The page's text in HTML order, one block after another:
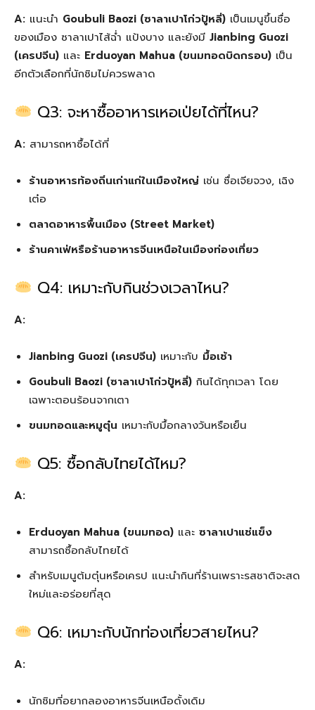
A: แนะนำ Goubuli Baozi (ซาลาเปาโก่วปู้หลี่) เป็นเมนูขึ้นชื่อ
ของเมือง ซาลาเปาไส้ฉ่ำ แป้งบาง และยังมี Jianbing Guozi
(เครปจีน) และ Erduoyan Mahua (ขนมทอดบิดกรอบ) เป็น
อีกตัวเลือกที่นักชิมไม่ควรพลาด
Q3: จะหาซื้ออาหารเหอเป่ยได้ที่ไหน?
A: สามารถหาซื้อได้ที่
ร้านอาหารท้องถิ่นเก่าแก่ในเมืองใหญ่ เช่น ซื่อเจียจวง, เฉิง
เต๋อ
ตลาดอาหารพื้นเมือง (Street Market)
ร้านคาเฟ่หรือร้านอาหารจีนเหนือในเมืองท่องเที่ยว
Q4: เหมาะกับกินช่วงเวลาไหน?
A:
Jianbing Guozi (เครปจีน) เหมาะกับ มื้อเช้า
Goubuli Baozi (ซาลาเปาโก่วปู้หลี่) กินได้ทุกเวลา โดย
เฉพาะตอนร้อนจากเตา
ขนมทอดและหมูตุ๋น เหมาะกับมื้อกลางวันหรือเย็น
Q5: ซื้อกลับไทยได้ไหม?
A:
Erduoyan Mahua (ขนมทอด) และ ซาลาเปาแช่แข็ง
สามารถซื้อกลับไทยได้
สำหรับเมนูต้มตุ๋นหรือเครป แนะนำกินที่ร้านเพราะรสชาติจะสด
ใหม่และอร่อยที่สุด
Q6: เหมาะกับนักท่องเที่ยวสายไหน?
A:
นักชิมที่อยากลองอาหารจีนเหนือดั้งเดิม